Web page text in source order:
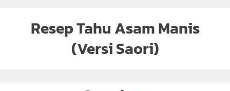
Resep Tahu Asam Manis
(Versi Saori)